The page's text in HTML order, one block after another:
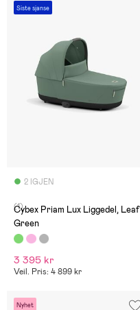
Siste sjanse
2 IGJEN
(1)
Cybex Priam Lux Liggedel, Leaf
Green
3 395 kr
Veil. Pris: 4 899 kr
Nyhet